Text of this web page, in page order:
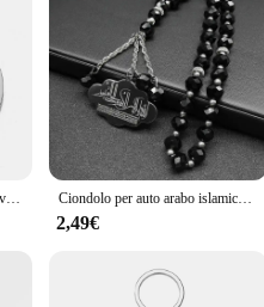
5 pezzi 4 colori moda portachiavi in acciaio inossidabile portachiavi cuore dolce per chiavi auto ciondolo per donna uomo gioielli amici regali NUOVO Ciondolo per auto arabo islamico Corano nuvola per donna uomo acciaio inossidabile color oro musulmano 33 perline di preghiera gioielli con catena di vetro
2,49€